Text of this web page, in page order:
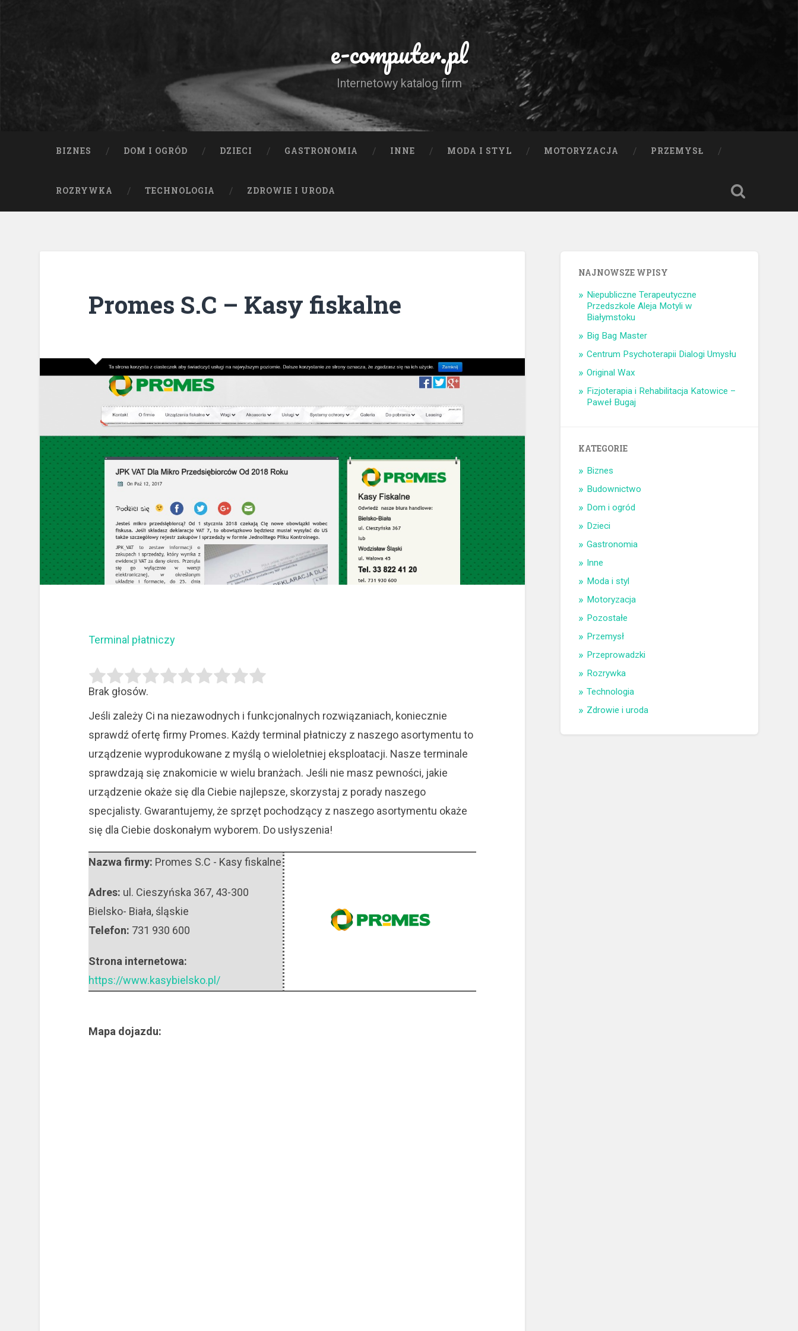
e-computer.pl
Internetowy katalog firm
BIZNES DOM I OGRÓD DZIECI GASTRONOMIA INNE MODA I STYL MOTORYZACJA PRZEMYSŁ
ROZRYWKA TECHNOLOGIA ZDROWIE I URODA
Promes S.C – Kasy fiskalne
Terminal płatniczy
Brak głosów.
Jeśli zależy Ci na niezawodnych i funkcjonalnych rozwiązaniach, koniecznie
sprawdź ofertę firmy Promes. Każdy terminal płatniczy z naszego asortymentu to
urządzenie wyprodukowane z myślą o wieloletniej eksploatacji. Nasze terminale
sprawdzają się znakomicie w wielu branżach. Jeśli nie masz pewności, jakie
urządzenie okaże się dla Ciebie najlepsze, skorzystaj z porady naszego
specjalisty. Gwarantujemy, że sprzęt pochodzący z naszego asortymentu okaże
się dla Ciebie doskonałym wyborem. Do usłyszenia!
Nazwa firmy: Promes S.C - Kasy fiskalne
Adres: ul. Cieszyńska 367, 43-300
Bielsko- Biała, śląskie
Telefon: 731 930 600
Strona internetowa:
https://www.kasybielsko.pl/
Mapa dojazdu:
NAJNOWSZE WPISY
Niepubliczne Terapeutyczne
Przedszkole Aleja Motyli w
Białymstoku
Big Bag Master
Centrum Psychoterapii Dialogi Umysłu
Original Wax
Fizjoterapia i Rehabilitacja Katowice –
Paweł Bugaj
KATEGORIE
Biznes
Budownictwo
Dom i ogród
Dzieci
Gastronomia
Inne
Moda i styl
Motoryzacja
Pozostałe
Przemysł
Przeprowadzki
Rozrywka
Technologia
Zdrowie i uroda